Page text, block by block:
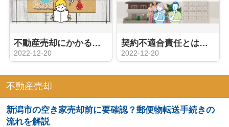
不動産売却にかかる費用を一覧で見たい！費用の詳細や安くする方法も解説
2022-12-20
契約不適合責任とは？不動産売却の買主の権利と事前対策を解説
2022-12-20
不動産売却
新潟市の空き家売却前に要確認？郵便物転送手続きの
流れを解説